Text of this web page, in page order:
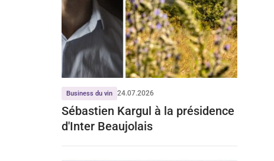
Business du vin 24.07.2026
Sébastien Kargul à la présidence
d'Inter Beaujolais